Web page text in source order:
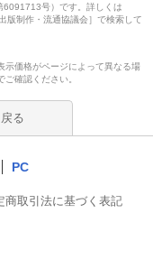
号）です。詳しくは
版制作・流通協議会］で検索して
示価格がページによって異なる場
確認ください。
る
PC
商取引法に基づく表記